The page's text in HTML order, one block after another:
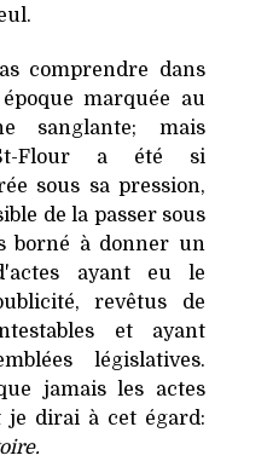
comprendre dans
marquée au
sanglante; mais
Flour a été si
sous sa pression,
de la passer sous
borné à donner un
ayant eu le
revêtus de
et ayant
législatives.
jamais les actes
je dirai à cet égard: